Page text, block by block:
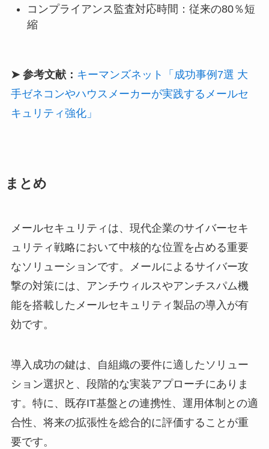
コンプライアンス監査対応時間：従来の80％短
縮
➤ 参考文献： キーマンズネット「成功事例7選 大
手ゼネコンやハウスメーカーが実践するメールセ
キュリティ強化」
まとめ
メールセキュリティは、現代企業のサイバーセキ
ュリティ戦略において中核的な位置を占める重要
なソリューションです。メールによるサイバー攻
撃の対策には、アンチウィルスやアンチスパム機
能を搭載したメールセキュリティ製品の導入が有
効です。
導入成功の鍵は、自組織の要件に適したソリュー
ション選択と、段階的な実装アプローチにありま
す。特に、既存IT基盤との連携性、運用体制との適
合性、将来の拡張性を総合的に評価することが重
要です。